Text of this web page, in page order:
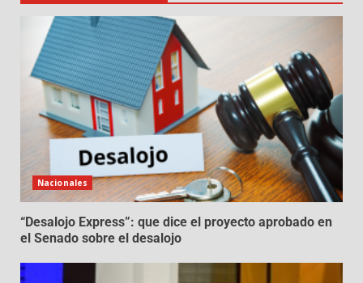
Nacionales
“Desalojo Express”: que dice el proyecto aprobado en
el Senado sobre el desalojo